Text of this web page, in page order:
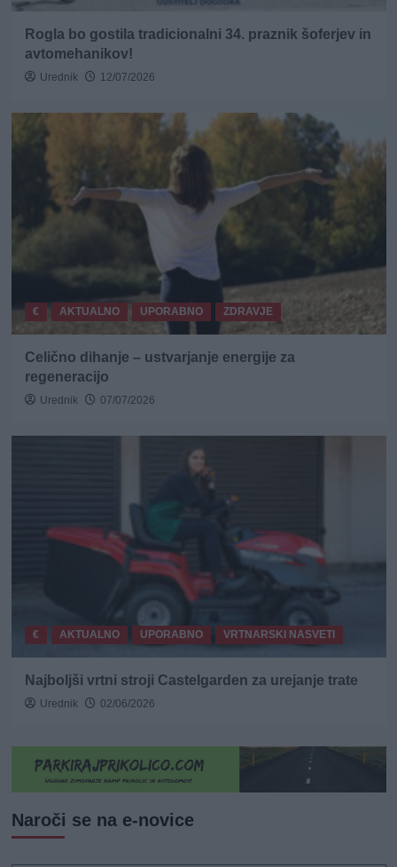
Rogla bo gostila tradicionalni 34. praznik šoferjev in
avtomehanikov!
Urednik 12/07/2026
€ AKTUALNO UPORABNO ZDRAVJE
Celično dihanje – ustvarjanje energije za
regeneracijo
Urednik 07/07/2026
€ AKTUALNO UPORABNO VRTNARSKI NASVETI
Najboljši vrtni stroji Castelgarden za urejanje trate
Urednik 02/06/2026
Naroči se na e-novice